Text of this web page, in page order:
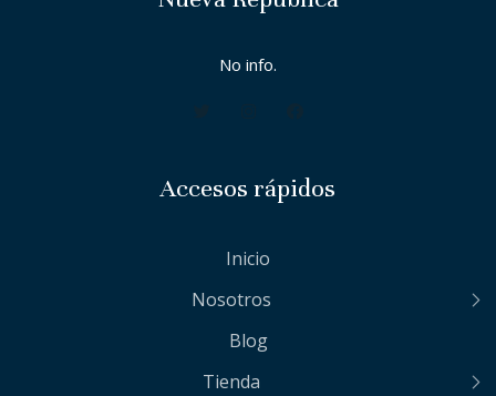
No info.
Accesos rápidos
Inicio
Nosotros
Blog
Tienda